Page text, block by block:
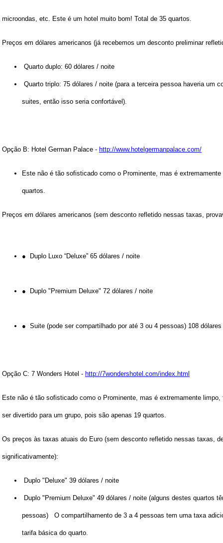
microondas, etc. Este é um hotel muito bom! Total de 35 quartos.
Preços em dólares americanos (já recebemos um desconto preliminar
Quarto duplo: 60 dólares / noite
Quarto triplo: 75 dólares / noite (para a terceira pessoa haveria um
suites, então isso seria confortável).
Opção B: Hotel German Palace - http://www.hotelgermanpalace.com/
Este não é tão sofisticado como o Prominente, mas é
quartos.
Preços em dólares americanos (sem desconto refletido nessas taxas,
● Duplo Luxo “Deluxe” 65 dólares / noite
● Duplo "Premium Deluxe" 72 dólares / noite
● Suite (pode ser compartilhado por até 3 ou 4 pessoas) 108
Opção C: 7 Wonders Hotel - http://7wondershotel.com/index.html
Este não é tão sofisticado como o Prominente, mas é extremamente
ser divertido para um grupo, pois são apenas 19 quartos.
Os preços às taxas atuais do Euro (sem desconto refletido nessas taxas,
significativamente):
Duplo "Deluxe" 39 dólares / noite
Duplo "Premium Deluxe" 49 dólares / noite (alguns destes quartos
pessoas) O compartilhamento de 3 a 4 pessoas tem uma taxa
tarifa básica do quarto.